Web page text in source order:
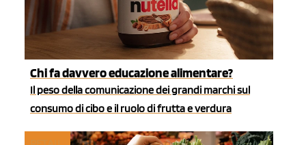
Chi fa davvero educazione alimentare?
Il peso della comunicazione dei grandi marchi sul
consumo di cibo e il ruolo di frutta e verdura